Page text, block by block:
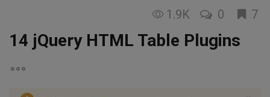
1.9K 0 7
14 jQuery HTML Table Plugins